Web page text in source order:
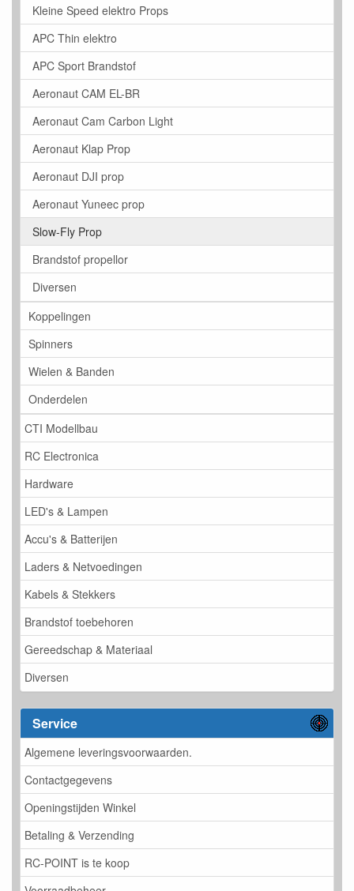
Kleine Speed elektro Props
APC Thin elektro
APC Sport Brandstof
Aeronaut CAM EL-BR
Aeronaut Cam Carbon Light
Aeronaut Klap Prop
Aeronaut DJI prop
Aeronaut Yuneec prop
Slow-Fly Prop
Brandstof propellor
Diversen
Koppelingen
Spinners
Wielen & Banden
Onderdelen
CTI Modellbau
RC Electronica
Hardware
LED's & Lampen
Accu's & Batterijen
Laders & Netvoedingen
Kabels & Stekkers
Brandstof toebehoren
Gereedschap & Materiaal
Diversen
Service
Algemene leveringsvoorwaarden.
Contactgegevens
Openingstijden Winkel
Betaling & Verzending
RC-POINT is te koop